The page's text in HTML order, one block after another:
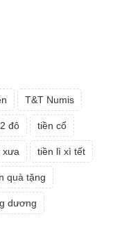
T&T Numis
đô tiền cổ
xưa tiền lì xì tết
quà tặng
dương